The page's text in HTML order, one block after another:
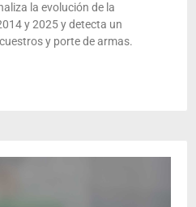
la evolución de la
y 2025 y detecta un
y porte de armas.